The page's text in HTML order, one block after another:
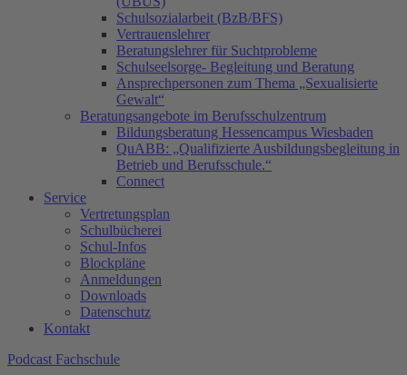
Schulsozialarbeit (BzB/BFS)
Vertrauenslehrer
Beratungslehrer für Suchtprobleme
Schulseelsorge- Begleitung und Beratung
Ansprechpersonen zum Thema „Sexualisierte
Gewalt“
Beratungsangebote im Berufsschulzentrum
Bildungsberatung Hessencampus Wiesbaden
QuABB: „Qualifizierte Ausbildungsbegleitung in
Betrieb und Berufsschule.“
Connect
Service
Vertretungsplan
Schulbücherei
Schul-Infos
Blockpläne
Anmeldungen
Downloads
Datenschutz
Kontakt
Podcast Fachschule